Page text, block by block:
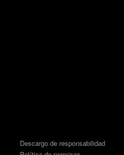
Descargo de responsabilidad